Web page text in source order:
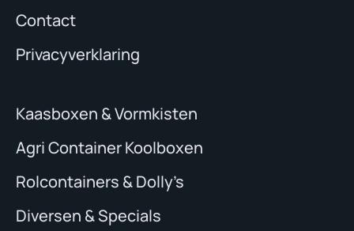
Contact
Privacyverklaring
Kaasboxen & Vormkisten
Agri Container Koolboxen
Rolcontainers & Dolly’s
Diversen & Specials